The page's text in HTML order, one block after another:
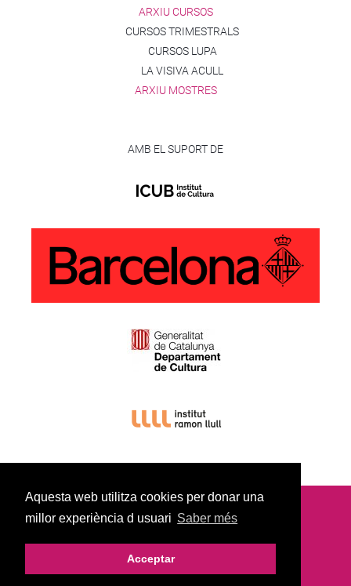
Aquesta web utilitza cookies per donar una
millor experiència d usuari Saber més
Acceptar
ARXIU CURSOS
CURSOS TRIMESTRALS
CURSOS LUPA
LA VISIVA ACULL
ARXIU MOSTRES
AMB EL SUPORT DE
© Copyright 2022
Política Privacitat |
Política De Cookies |